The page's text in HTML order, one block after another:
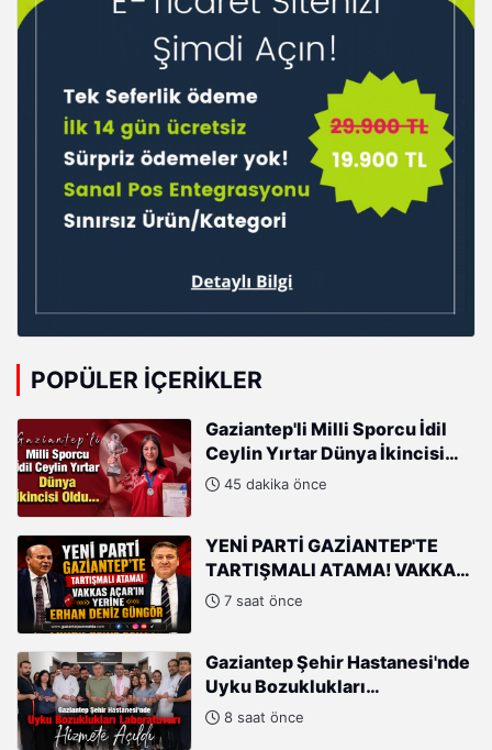
POPÜLER İÇERIKLER
Gaziantep'li Milli Sporcu İdil
Ceylin Yırtar Dünya İkincisi
Oldu45 dakika önce
YENİ PARTİ GAZİANTEP'TE
TARTIŞMALI ATAMA! VAKKAS
AÇAR'IN YERİNE ERHAN DENİZ
7 saat önce
Gaziantep Şehir Hastanesi'nde
Uyku Bozuklukları
Laboratuvarı Hizmete Açıldı
8 saat önce